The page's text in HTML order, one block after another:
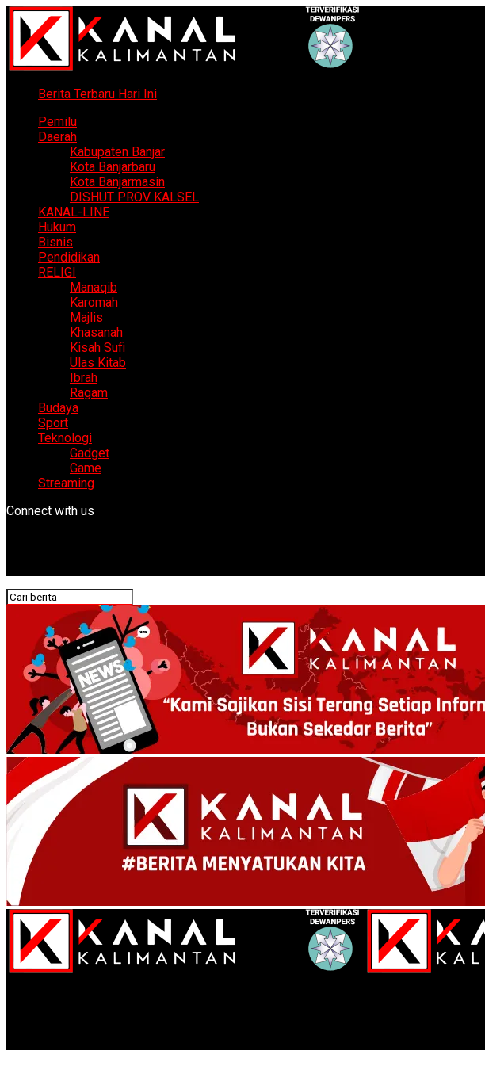
Berita Terbaru Hari Ini
Pemilu
Daerah
Kabupaten Banjar
Kota Banjarbaru
Kota Banjarmasin
DISHUT PROV KALSEL
KANAL-LINE
Hukum
Bisnis
Pendidikan
RELIGI
Manaqib
Karomah
Majlis
Khasanah
Kisah Sufi
Ulas Kitab
Ibrah
Ragam
Budaya
Sport
Teknologi
Gadget
Game
Streaming
Connect with us